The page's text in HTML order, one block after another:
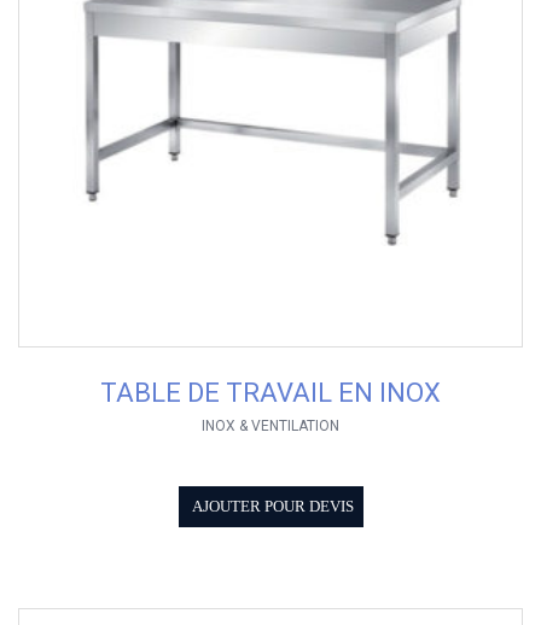
TABLE DE TRAVAIL EN INOX
INOX & VENTILATION
AJOUTER POUR DEVIS